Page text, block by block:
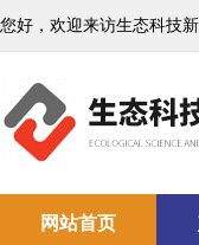
您好，欢迎来访生态科技
网站首页